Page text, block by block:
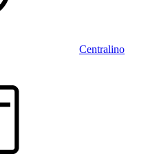
Centralino